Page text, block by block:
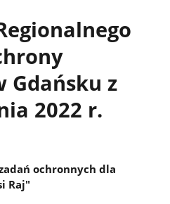
Gdańsku z
2022 r.
ochronnych dla
Raj"